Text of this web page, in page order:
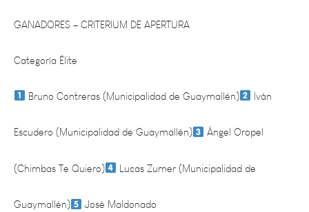
Categoría Élite
Bruno Contreras (Municipalidad de Guaymallén)
Escudero (Municipalidad de Guaymallén) Ángel Oropel
(Chimbas Te Quiero) Lucas Zumer (Municipalidad de
Guaymallén) José Maldonado